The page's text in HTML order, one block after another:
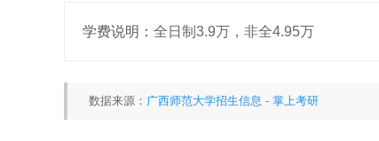
学费说明： 全日制3.9万，非全4.95万
数据来源： 广西师范大学招生信息 - 掌上考研